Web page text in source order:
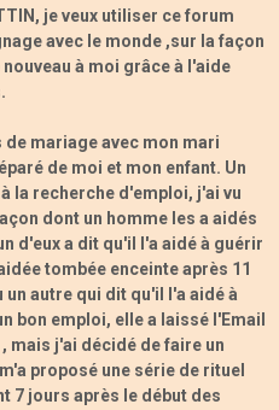
je veux utiliser ce forum
avec le monde ,sur la façon
à moi grâce à l'aide
mariage avec mon mari
de moi et mon enfant. Un
la recherche d'emploi, j'ai vu
dont un homme les a aidés
d'eux a dit qu'il l'a aidé à guérir
tombée enceinte après 11
autre qui dit qu'il l'a aidé à
bon emploi, elle a laissé l'Email
mais j'ai décidé de faire un
proposé une série de rituel
7 jours après le début des